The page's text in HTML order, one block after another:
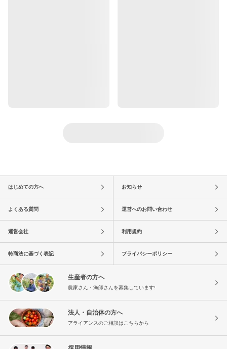
はじめての方へ お知らせ
よくある質問 運営へのお問い合わせ
運営会社 利用規約
特商法に基づく表記 プライバシーポリシー
生産者の方へ
農家さん・漁師さんを募集しています!
法人・自治体の方へ
アライアンスのご相談はこちらから